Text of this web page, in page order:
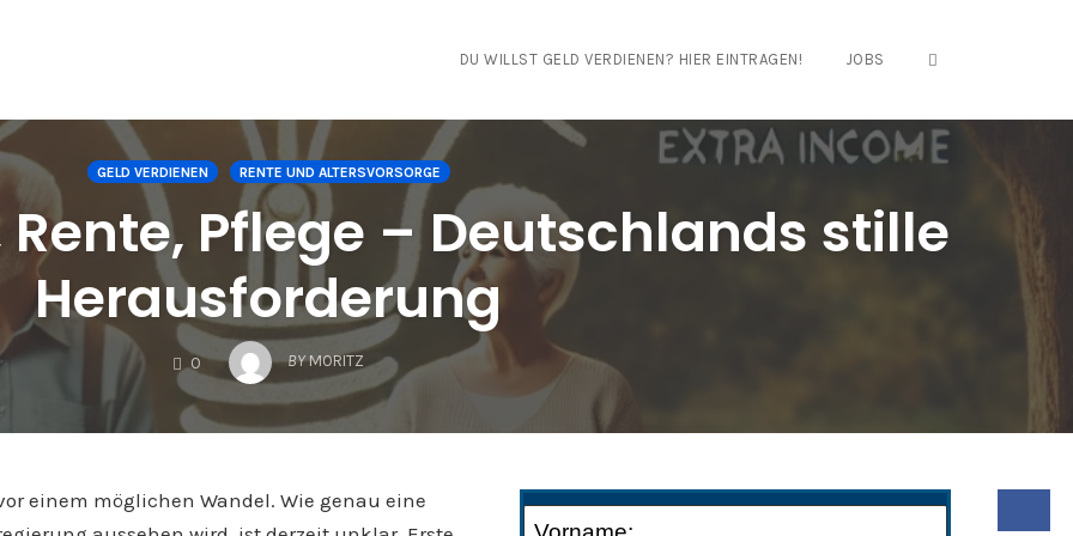
DU WILLST GELD VERDIENEN? HIER EINTRAGEN! JOBS
GELD VERDIENEN RENTE UND ALTERSVORSORGE
Pflege – Deutschlands stille
Herausforderung
0
COMMENTS
BY MORITZ
einem möglichen Wandel. Wie genau eine